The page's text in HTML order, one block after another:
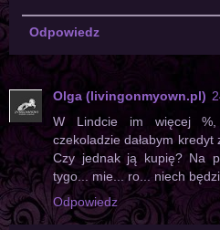
Odpowiedz
Olga (livingonmyown.pl)
W Lindcie im więcej %,
czekoladzie dałabym
Czy jednak ją kupię? Na
tygo... mie... ro... niech
Odpowiedz